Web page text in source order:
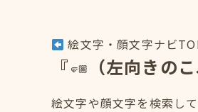
絵文字・顔文字ナビ
『 （左向きの
絵文字や顔文字を検索し